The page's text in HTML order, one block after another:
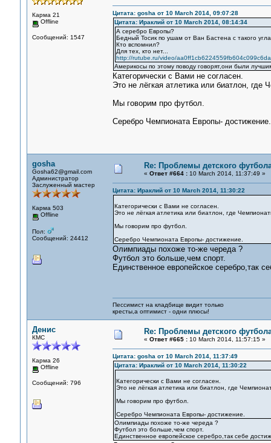
Карма 21
Offline
Сообщений: 1547
Цитата: gosha от 10 March 2014, 09:07:28
Цитата: Ираклий от 10 March 2014, 08:14:34
А серебро Европы?
Бедный Тосик по ушам от Ван Бастена с такого
Кто вспомнил?
Для тех, кто нет...
http://rutube.ru/video/
Америкосы по этому поводу говорят,они были
Категорически с Вами не согласен.
Это не лёгкая атлетика или биатлон,
Мы говорим про футбол.
Серебро Чемпионата Европы- достижение.
gosha
Gosha62@gmail.com
Администратор
Заслуженный мастер
Карма 503
Offline
Пол:
Сообщений: 24412
Re: Проблемы детского
« Ответ #664 :10 March 2014, 11:37:49 »
Цитата: Ираклий от 10 March 2014, 11:30:22
Категорически с Вами не согласен.
Это не лёгкая атлетика или биатлон, где
Мы говорим про футбол.
Серебро Чемпионата Европы- достижение.
Олимпиады похоже то-же череда ?
Футбол это больше,чем спорт.
Единственное европейское серебро,так
Пессимист на кладбище видит только
кресты,а оптимист - одни плюсы!
Денис
КМС
Карма 26
Offline
Сообщений: 796
Re: Проблемы детского
« Ответ #665 :10 March 2014, 11:57:15 »
Цитата: gosha от 10 March 2014, 11:37:49
Цитата: Ираклий от 10 March 2014, 11:30:22
Категорически с Вами не согласен.
Это не лёгкая атлетика или биатлон, где
Мы говорим про футбол.
Серебро Чемпионата Европы- достижение.
Олимпиады похоже то-же череда ?
Футбол это больше,чем спорт.
Единственное европейское серебро,так себе